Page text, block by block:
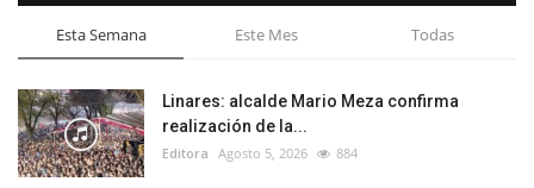
Esta Semana Este Mes Todas
Linares: alcalde Mario Meza confirma
realización de la...
Editora Agosto 5, 2026 884